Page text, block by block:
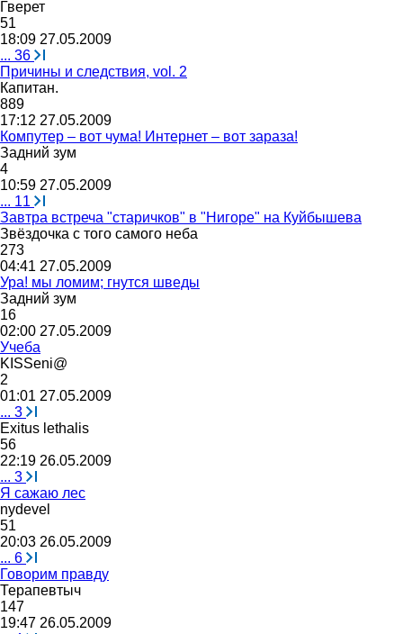
Гверет
51
18:09 27.05.2009
... 36
Причины и следствия, vol. 2
Капитан.
889
17:12 27.05.2009
Компутер – вот чума! Интернет – вот зараза!
Задний зум
4
10:59 27.05.2009
... 11
Завтра встреча "старичков" в "Нигоре" на Куйбышева
Звёздочка с того самого неба
273
04:41 27.05.2009
Ура! мы ломим; гнутся шведы
Задний зум
16
02:00 27.05.2009
Учеба
KISSeni@
2
01:01 27.05.2009
... 3
Exitus lethalis
56
22:19 26.05.2009
... 3
Я сажаю лес
nydevel
51
20:03 26.05.2009
... 6
Говорим правду
Терапевтыч
147
19:47 26.05.2009